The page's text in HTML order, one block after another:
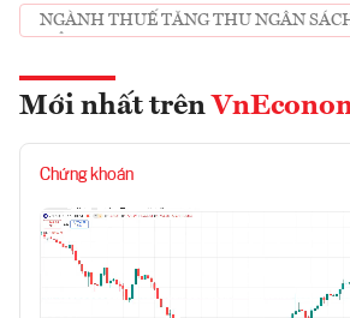
NGÀNH THUẾ TĂNG THU NGÂN
Mới nhất trên
Chứng khoán